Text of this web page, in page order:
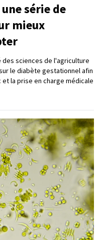
série de
mieux
des sciences de l'agriculture
le diabète gestationnel afin
la prise en charge médicale